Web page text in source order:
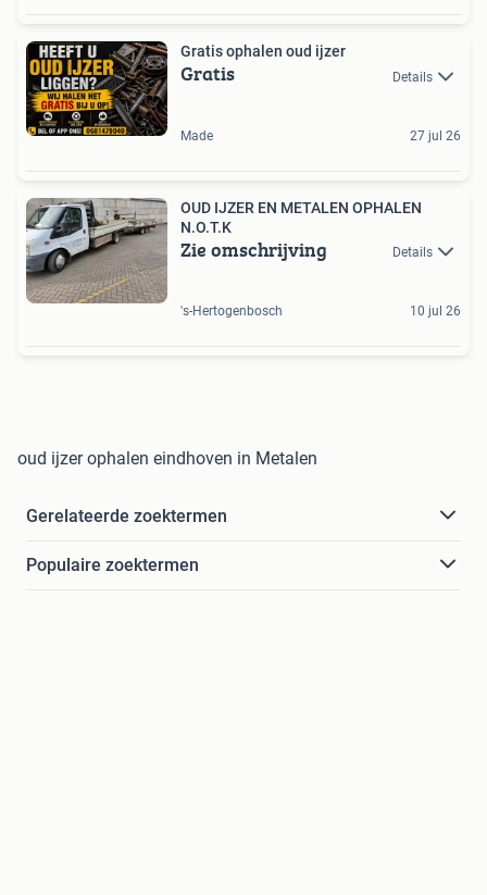
Gratis ophalen oud ijzer
Gratis Details
Made 27 jul 26
OUD IJZER EN METALEN OPHALEN
N.O.T.K
Zie omschrijving Details
's-Hertogenbosch 10 jul 26
oud ijzer ophalen eindhoven in Metalen
Gerelateerde zoektermen
Populaire zoektermen